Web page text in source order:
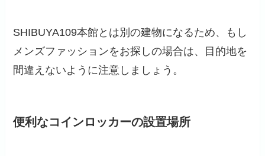
SHIBUYA109本館とは別の建物になるため、もし
メンズファッションをお探しの場合は、目的地を
間違えないように注意しましょう。
便利なコインロッカーの設置場所